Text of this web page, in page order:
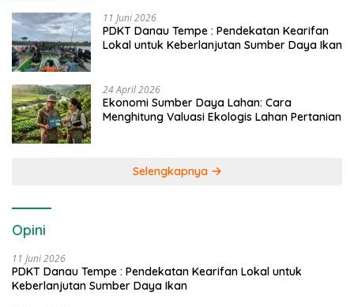
11 Juni 2026
PDKT Danau Tempe : Pendekatan Kearifan
Lokal untuk Keberlanjutan Sumber Daya Ikan
24 April 2026
Ekonomi Sumber Daya Lahan: Cara
Menghitung Valuasi Ekologis Lahan Pertanian
Selengkapnya
Opini
11 Juni 2026
PDKT Danau Tempe : Pendekatan Kearifan Lokal untuk
Keberlanjutan Sumber Daya Ikan